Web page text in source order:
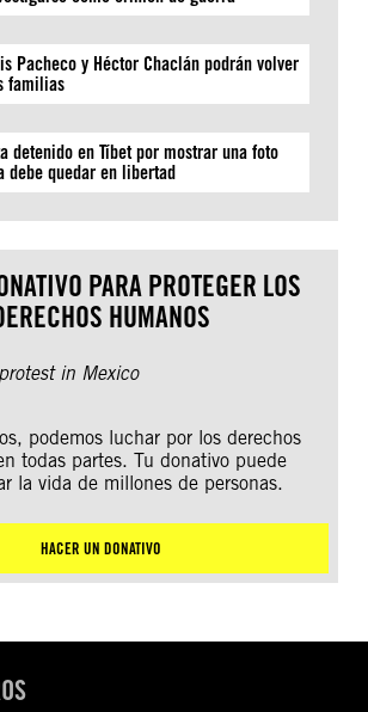
Pacheco y Héctor Chaclán podrán volver
familias
detenido en Tíbet por mostrar una foto
debe quedar en libertad
PARA PROTEGER LOS
HUMANOS
podemos luchar por los derechos
todas partes. Tu donativo puede
la vida de millones de personas.
HACER UN DONATIVO